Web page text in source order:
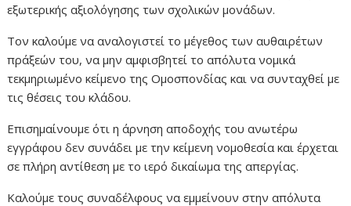
εξωτερικής αξιολόγησης των σχολικών μονάδων.
Τον καλούμε να αναλογιστεί το μέγεθος των αυθαιρέτων
πράξεών του, να μην αμφισβητεί το απόλυτα νομικά
τεκμηριωμένο κείμενο της Ομοσπονδίας και να συνταχθεί με
τις θέσεις του κλάδου.
Επισημαίνουμε ότι η άρνηση αποδοχής του ανωτέρω
εγγράφου δεν συνάδει με την κείμενη νομοθεσία και έρχεται
σε πλήρη αντίθεση με το ιερό δικαίωμα της απεργίας.
Καλούμε τους συναδέλφους να εμμείνουν στην απόλυτα